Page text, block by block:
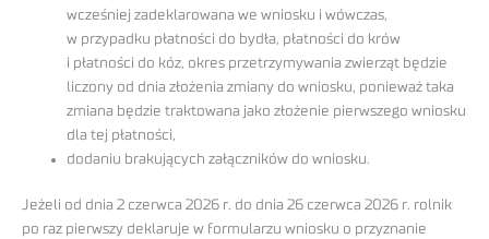
wcześniej zadeklarowana we wniosku i wówczas,
w przypadku płatności do bydła, płatności do krów
i płatności do kóz, okres przetrzymywania zwierząt będzie
liczony od dnia złożenia zmiany do wniosku, ponieważ taka
zmiana będzie traktowana jako złożenie pierwszego wniosku
dla tej płatności,
dodaniu brakujących załączników do wniosku.
Jeżeli od dnia 2 czerwca 2026 r. do dnia 26 czerwca 2026 r. rolnik
po raz pierwszy deklaruje w formularzu wniosku o przyznanie